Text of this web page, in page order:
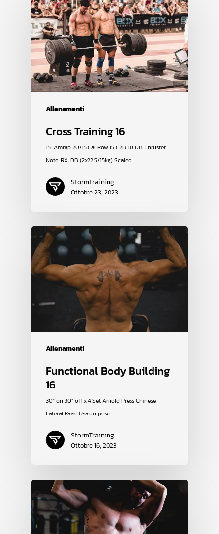
Allenamenti
Cross Training 16
15’ Amrap 20/15 Cal Row 15 C2B 10 DB Thruster
Note: RX: DB (2x22.5/15kg) Scaled:…
StormTraining
Ottobre 23, 2023
Allenamenti
Functional Body Building
16
30” on 30” off x 4 Set Arnold Press Chinese
Lateral Raise Usa un peso…
StormTraining
Ottobre 16, 2023